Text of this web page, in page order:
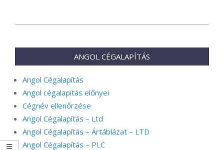
ANGOL CÉGALAPÍTÁS
Angol Cégalapítás
Angol cégalapítás előnyei
Cégnév ellenőrzése
Angol Cégalapítás – Ltd
Angol Cégalapítás – Ártáblázat – LTD
Angol Cégalapítás – PLC